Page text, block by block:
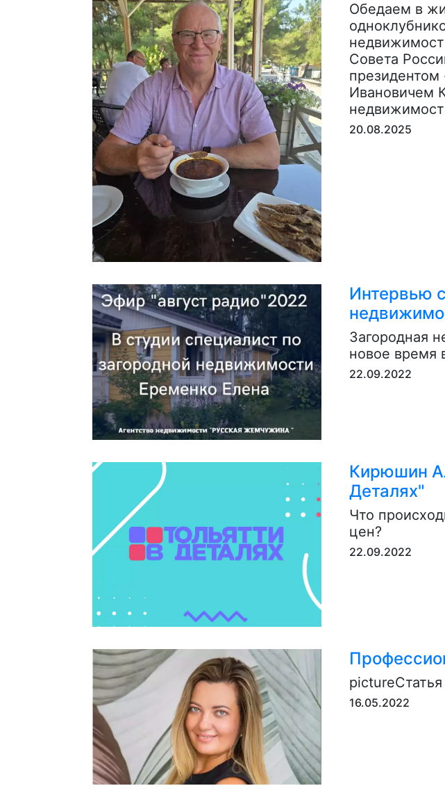
Обедаем в
Совета
Ивановичем
20.08.2025
Интервью
Загородная
новое время
22.09.2022
Кирюшин
Деталях"
Что
цен?
22.09.2022
16.05.2022